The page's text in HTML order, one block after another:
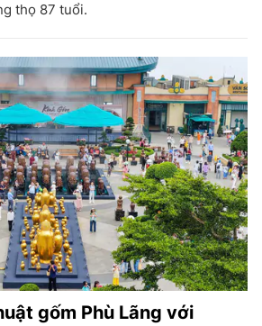
thọ 87 tuổi.
gốm Phù Lãng với